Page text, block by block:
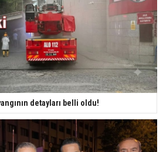
detayları belli oldu!